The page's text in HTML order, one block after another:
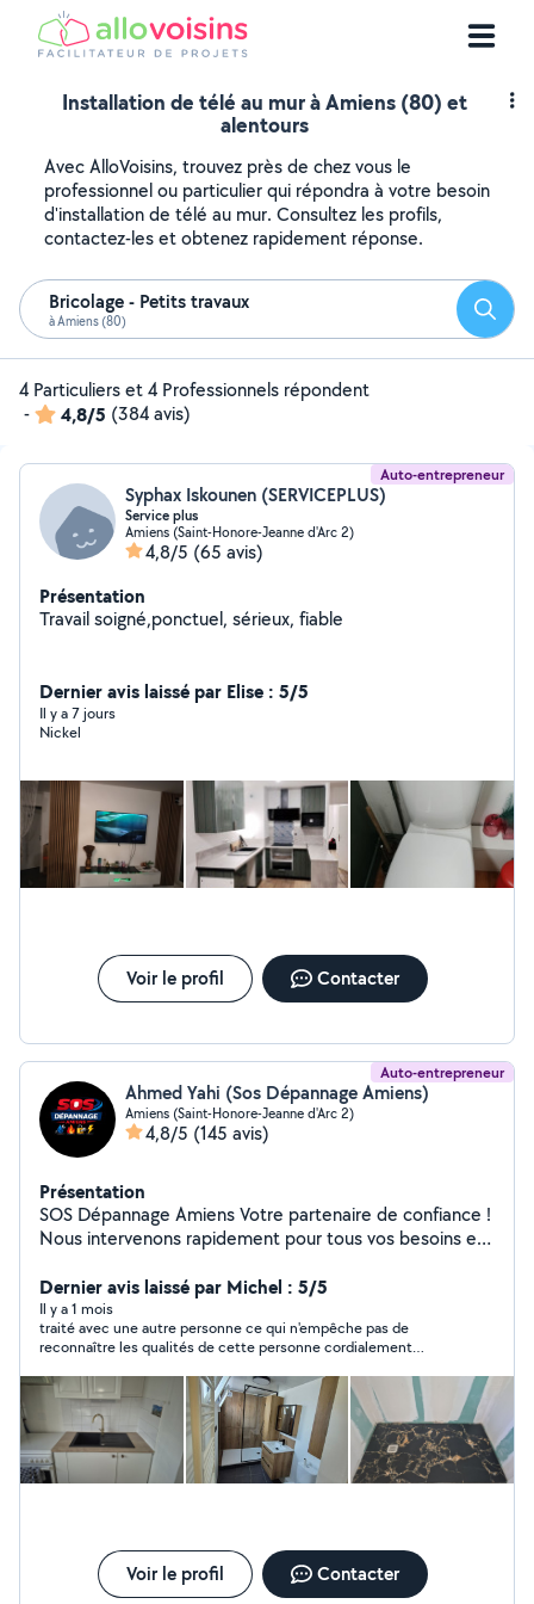
Installation de télé au mur à Amiens (80) et
alentours
Avec AlloVoisins, trouvez près de chez vous le
professionnel ou particulier qui répondra à votre besoin
d'installation de télé au mur. Consultez les profils,
contactez-les et obtenez rapidement réponse.
Bricolage - Petits travaux
à Amiens (80)
4 Particuliers et 4 Professionnels répondent
-
4,8/5 (384 avis)
Auto-entrepreneur
Syphax Iskounen (SERVICEPLUS)
Service plus
Amiens (Saint-Honore-Jeanne d'Arc 2)
4,8/5 (65 avis)
Présentation
Travail soigné,ponctuel, sérieux, fiable
Dernier avis laissé par Elise : 5/5
Il y a 7 jours
Nickel
Voir le profil Contacter
Auto-entrepreneur
Ahmed Yahi (Sos Dépannage Amiens)
Amiens (Saint-Honore-Jeanne d'Arc 2)
4,8/5 (145 avis)
Présentation
SOS Dépannage Amiens Votre partenaire de confiance !
Nous intervenons rapidement pour tous vos besoins en
pour vos travaux de bricolage. Que ce soit pour une
urgence, une réparation, une installation ou un
entretien, nous vous garantissons un travail soigné, des
tarifs transparents et un service de qualité. Notre
priorité est votre satisfaction. Les devis sont
entièrement gratuits et sans engagement. N'hésitez pas
à nous contacter, nous serons ravis de vous
accompagner et de trouver la meilleure solution à vos
besoins. Intervention sur Amiens et ses alentours.
Dernier avis laissé par Michel : 5/5
Il y a 1 mois
traité avec une autre personne ce qui n'empêche pas de
reconnaître les qualités de cette personne cordialement
Voir le profil Contacter